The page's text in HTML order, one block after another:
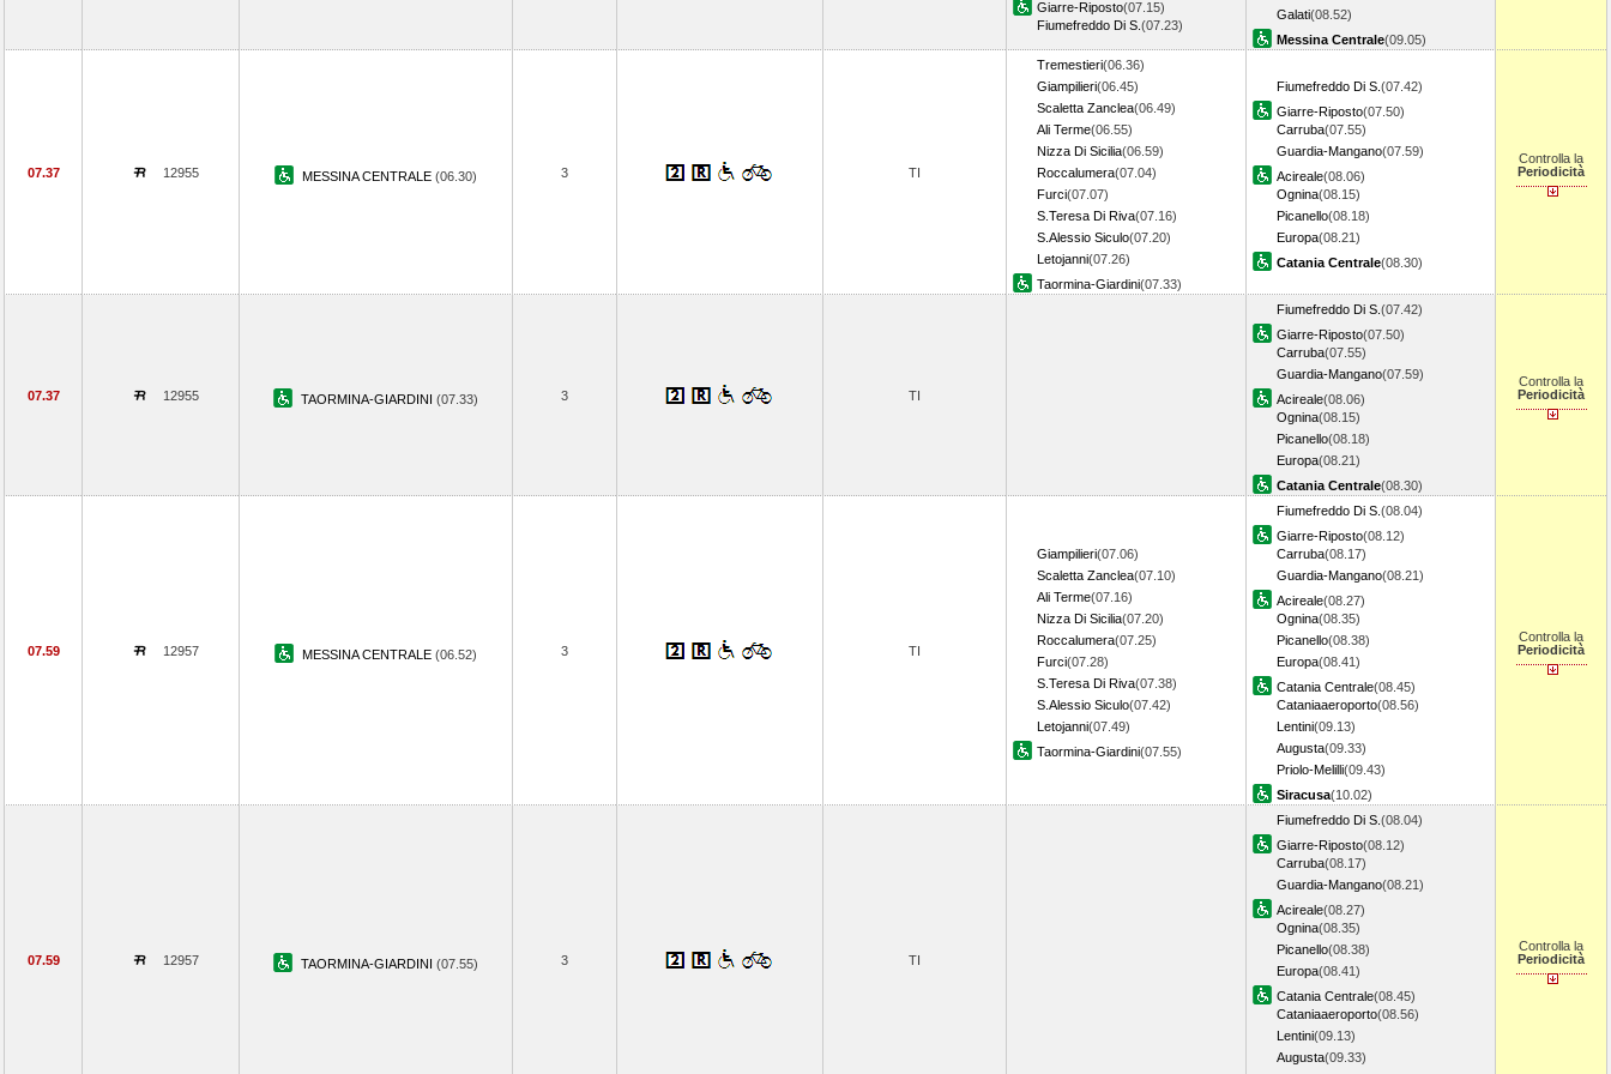
Giarre-Riposto(07.15)
Fiumefreddo Di S. (07.23)
Galati(08.52)
Messina Centrale(09.05)
07.37 12955 MESSINA CENTRALE (06.30) 3 TI
Tremestieri(06.36)
Giampilieri(06.45)
Scaletta Zanclea(06.49)
Ali Terme(06.55)
Nizza Di Sicilia(06.59)
Roccalumera(07.04)
Furci(07.07)
S.Teresa Di Riva(07.16)
S.Alessio Siculo(07.20)
Letojanni(07.26)
Taormina-Giardini(07.33)
Fiumefreddo Di S. (07.42)
Giarre-Riposto(07.50)
Carruba(07.55)
Guardia-Mangano(07.59)
Acireale(08.06)
Ognina(08.15)
Picanello(08.18)
Europa(08.21)
Catania Centrale(08.30)
Controlla la
Periodicità
07.37 12955 TAORMINA-GIARDINI (07.33) 3 TI
Fiumefreddo Di S. (07.42)
Giarre-Riposto(07.50)
Carruba(07.55)
Guardia-Mangano(07.59)
Acireale(08.06)
Ognina(08.15)
Picanello(08.18)
Europa(08.21)
Catania Centrale(08.30)
Controlla la
Periodicità
07.59 12957 MESSINA CENTRALE (06.52) 3 TI
Giampilieri(07.06)
Scaletta Zanclea(07.10)
Ali Terme(07.16)
Nizza Di Sicilia(07.20)
Roccalumera(07.25)
Furci(07.28)
S.Teresa Di Riva(07.38)
S.Alessio Siculo(07.42)
Letojanni(07.49)
Taormina-Giardini(07.55)
Fiumefreddo Di S. (08.04)
Giarre-Riposto(08.12)
Carruba(08.17)
Guardia-Mangano(08.21)
Acireale(08.27)
Ognina(08.35)
Picanello(08.38)
Europa(08.41)
Catania Centrale(08.45)
Cataniaaeroporto(08.56)
Lentini(09.13)
Augusta(09.33)
Priolo-Melilli(09.43)
Siracusa(10.02)
Controlla la
Periodicità
07.59 12957 TAORMINA-GIARDINI (07.55) 3 TI
Fiumefreddo Di S. (08.04)
Giarre-Riposto(08.12)
Carruba(08.17)
Guardia-Mangano(08.21)
Acireale(08.27)
Ognina(08.35)
Picanello(08.38)
Europa(08.41)
Catania Centrale(08.45)
Cataniaaeroporto(08.56)
Lentini(09.13)
Augusta(09.33)
Controlla la
Periodicità